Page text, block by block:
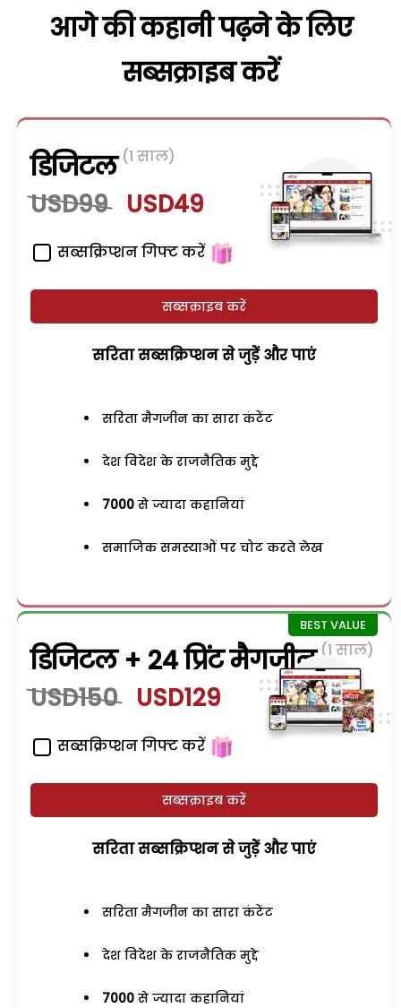
आगे की कहानी पढ़ने के लिए
सब्सक्राइब करें
डिजिटल (1 साल)
USD99 USD49
सब्सक्रिप्शन गिफ्ट करें
सब्सक्राइब करें
सरिता सब्सक्रिप्शन से जुड़ेें और पाएं
सरिता मैगजीन का सारा कंटेंट
देश विदेश के राजनैतिक मुद्दे
7000 से ज्यादा कहानियां
समाजिक समस्याओं पर चोट करते लेख
डिजिटल + 24 प्रिंट मैगजीन (1 साल)
USD150 USD129
सब्सक्रिप्शन गिफ्ट करें
सब्सक्राइब करें
सरिता सब्सक्रिप्शन से जुड़ेें और पाएं
सरिता मैगजीन का सारा कंटेंट
देश विदेश के राजनैतिक मुद्दे
7000 से ज्यादा कहानियां